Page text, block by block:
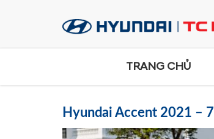
TRANG CHỦ
Hyundai Accent 2021 – 7